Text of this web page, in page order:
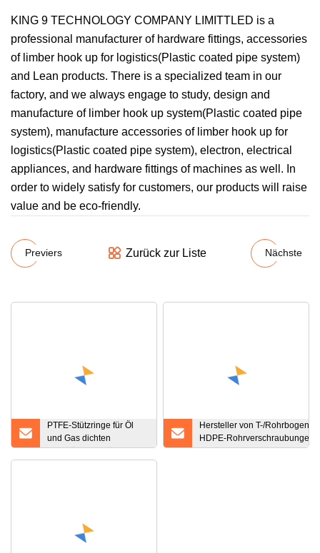
KING 9 TECHNOLOGY COMPANY LIMITTLED is a
professional manufacturer of hardware fittings, accessories
of limber hook up for logistics(Plastic coated pipe system)
and Lean products. There is a specialized team in our
factory, and we always engage to study, design and
manufacture of limber hook up system(Plastic coated pipe
system), manufacture accessories of limber hook up for
logistics(Plastic coated pipe system), electron, electrical
appliances, and hardware fittings of machines as well. In
order to widely satisfy for customers, our products will raise
value and be eco-friendly.
Previers Zurück zur Liste Nächste
PTFE-Stützringe für Öl
und Gas dichten
spiralförmige Stützringe
ab
Hersteller von T-/Rohrbogen-/
HDPE-Rohrverschraubungen
Stumpfschmelzschweißen/